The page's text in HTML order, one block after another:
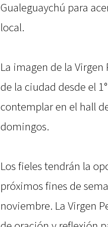
Gualeguaychú para
local.
La imagen de la
de la ciudad desde el
contemplar en el hall
domingos.
Los fieles tendrán la
próximos fines de
noviembre. La Virgen